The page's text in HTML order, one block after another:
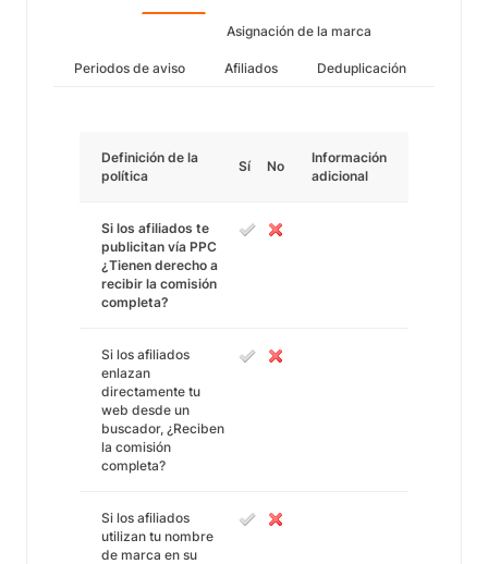
Asignación de la marca
Periodos de aviso Afiliados Deduplicación
Definición de la
política
Sí No
Información
adicional
Si los afiliados te
publicitan vía PPC
¿Tienen derecho a
recibir la comisión
completa?
Si los afiliados
enlazan
directamente tu
web desde un
buscador, ¿Reciben
la comisión
completa?
Si los afiliados
utilizan tu nombre
de marca en su